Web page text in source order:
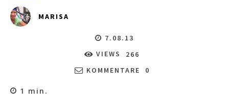
MARISA
7.08.13
VIEWS
266
KOMMENTARE
0
1 min.